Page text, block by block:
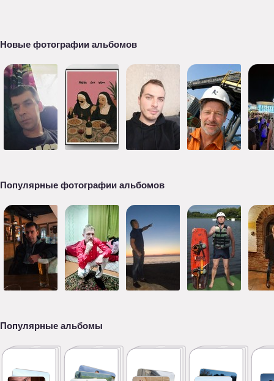
Новые фотографии альбомов
Популярные фотографии альбомов
Популярные альбомы